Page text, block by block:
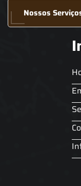
Nossos